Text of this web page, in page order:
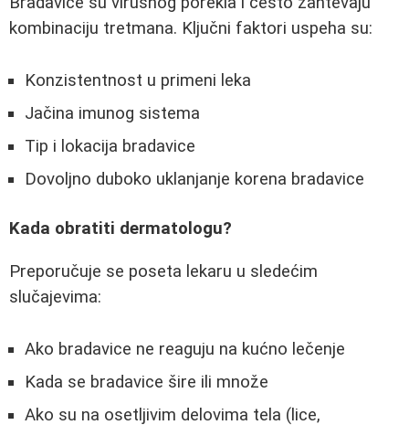
kombinaciju tretmana. Ključni faktori uspeha su:
Konzistentnost u primeni leka
Jačina imunog sistema
Tip i lokacija bradavice
Dovoljno duboko uklanjanje korena bradavice
Kada obratiti dermatologu?
Preporučuje se poseta lekaru u sledećim
slučajevima:
Ako bradavice ne reaguju na kućno lečenje
Kada se bradavice šire ili množe
Ako su na osetljivim delovima tela (lice,